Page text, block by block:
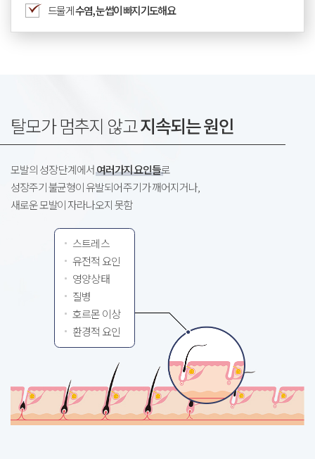
드물게수염, 눈썹이 빠지기도해요
탈모가 멈추지 않고지속되는 원인
모발의 성장 단계에서여러가지 요인들로
성장주기 불균형이 유발되어 주기가 깨어지거나,
새로운 모발이 자라나오지 못함
스트레스
유전적 요인
영양상태
질병
호르몬 이상
환경적 요인